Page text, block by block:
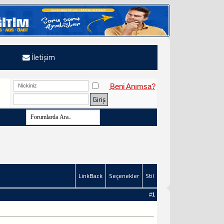
İletişim
Beni Anımsa?
LinkBack Seçenekler Stil
#1